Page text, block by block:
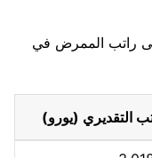
راتب الممرض في
التقديري (يورو)